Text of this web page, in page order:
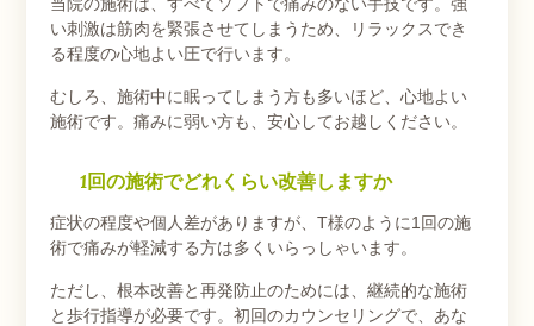
当院の施術は、すべてソフトで痛みのない手技です。強
い刺激は筋肉を緊張させてしまうため、リラックスでき
る程度の心地よい圧で行います。
むしろ、施術中に眠ってしまう方も多いほど、心地よい
施術です。痛みに弱い方も、安心してお越しください。
1回の施術でどれくらい改善しますか
症状の程度や個人差がありますが、T様のように1回の施
術で痛みが軽減する方は多くいらっしゃいます。
ただし、根本改善と再発防止のためには、継続的な施術
と歩行指導が必要です。初回のカウンセリングで、あな